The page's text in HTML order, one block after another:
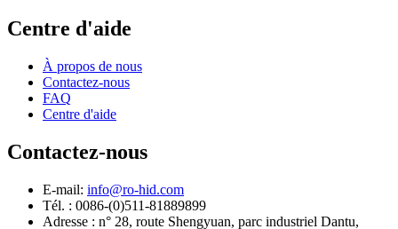
Centre d'aide
À propos de nous
Contactez-nous
FAQ
Centre d'aide
Contactez-nous
E-mail: info@ro-hid.com
Tél. : 0086-(0)511-81889899
Adresse : n° 28, route Shengyuan, parc industriel Dantu,